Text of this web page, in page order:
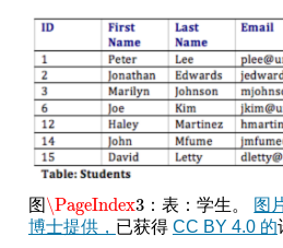
图\PageIndex3
\PageIndex3 ：表：学生。 图
博士提供， 已获得 CC BY 4.0 的